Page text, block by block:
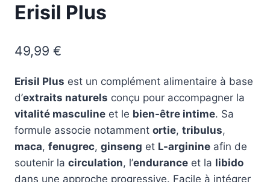
Erisil Plus
49,99 €
Erisil Plus est un complément alimentaire à base
d’extraits naturels conçu pour accompagner la
vitalité masculine et le bien-être intime. Sa
formule associe notamment ortie, tribulus,
maca, fenugrec, ginseng et L-arginine afin de
soutenir la circulation, l’endurance et la libido
dans une approche progressive. Facile à intégrer